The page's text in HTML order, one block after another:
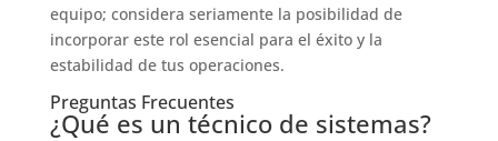
equipo; considera seriamente la posibilidad de
incorporar este rol esencial para el éxito y la
estabilidad de tus operaciones.
Preguntas Frecuentes
¿Qué es un técnico de sistemas?